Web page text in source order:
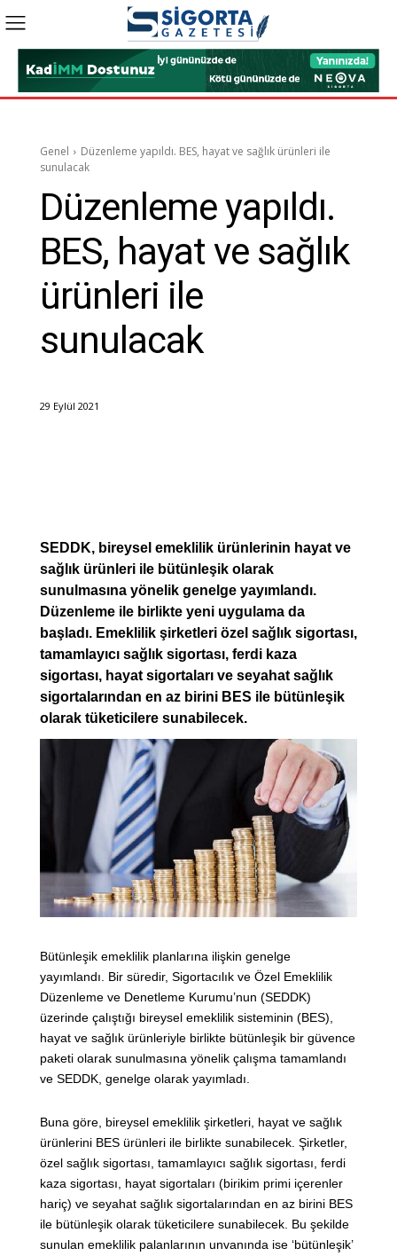
Genel
Düzenleme yapıldı. BES, hayat ve sağlık ürünleri ile
sunulacak
Düzenleme yapıldı.
BES, hayat ve sağlık
ürünleri ile
sunulacak
29 Eylül 2021
SEDDK, bireysel emeklilik ürünlerinin hayat ve
sağlık ürünleri ile bütünleşik olarak
sunulmasına yönelik genelge yayımlandı.
Düzenleme ile birlikte yeni uygulama da
başladı. Emeklilik şirketleri özel sağlık sigortası,
tamamlayıcı sağlık sigortası, ferdi kaza
sigortası, hayat sigortaları ve seyahat sağlık
sigortalarından en az birini BES ile bütünleşik
olarak tüketicilere sunabilecek.
Bütünleşik emeklilik planlarına ilişkin genelge
yayımlandı. Bir süredir, Sigortacılık ve Özel Emeklilik
Düzenleme ve Denetleme Kurumu’nun (SEDDK)
üzerinde çalıştığı bireysel emeklilik sisteminin (BES),
hayat ve sağlık ürünleriyle birlikte bütünleşik bir güvence
paketi olarak sunulmasına yönelik çalışma tamamlandı
ve SEDDK, genelge olarak yayımladı.
Buna göre, bireysel emeklilik şirketleri, hayat ve sağlık
ürünlerini BES ürünleri ile birlikte sunabilecek. Şirketler,
özel sağlık sigortası, tamamlayıcı sağlık sigortası, ferdi
kaza sigortası, hayat sigortaları (birikim primi içerenler
hariç) ve seyahat sağlık sigortalarından en az birini BES
ile bütünleşik olarak tüketicilere sunabilecek. Bu şekilde
sunulan emeklilik palanlarının unvanında ise ‘bütünleşik’